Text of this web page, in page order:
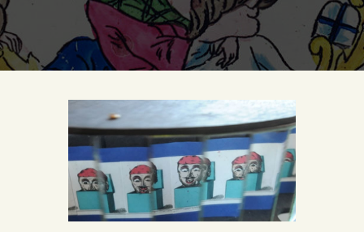
PÉDAGOGIQUES
ANIMATIONS
EXPOSITIONS
CINÉMA